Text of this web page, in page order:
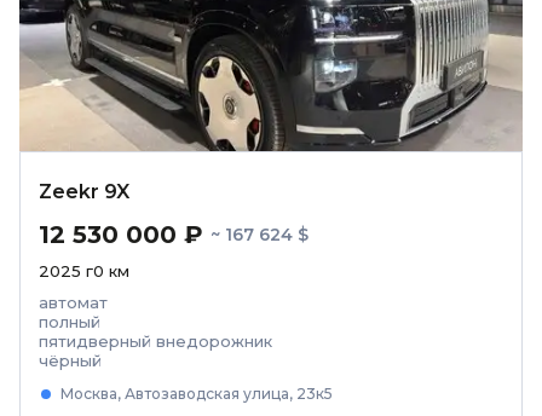
Zeekr 9X
12 530 000 ₽ ~ 167 624 $
2025 г0 км
автомат
полный
пятидверный внедорожник
чёрный
Москва, Автозаводская улица, 23к5